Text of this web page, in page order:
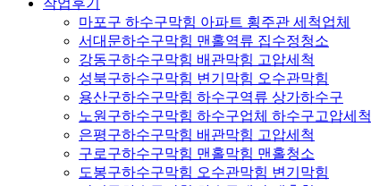
작업후기
마포구 하수구막힘 아파트 횡주관 세척업체
서대문하수구막힘 맨홀역류 집수정청소
강동구하수구막힘 배관막힘 고압세척
성북구하수구막힘 변기막힘 오수관막힘
용산구하수구막힘 하수구역류 상가하수구
노원구하수구막힘 하수구업체 하수구고압세척
은평구하수구막힘 배관막힘 고압세척
구로구하수구막힘 맨홀막힘 맨홀청소
도봉구하수구막힘 오수관막힘 변기막힘